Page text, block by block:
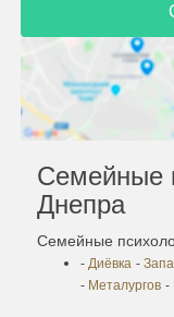
Семейные
Днепра
Семейные
- Диёвка -
- Металургов -